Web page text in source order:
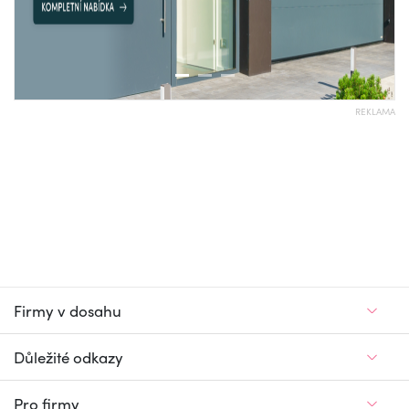
REKLAMA
Firmy v dosahu
Důležité odkazy
Pro firmy